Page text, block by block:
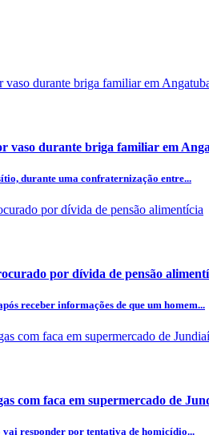
vaso durante briga familiar em
durante uma confraternização entre...
por dívida de pensão
receber informações de que um homem...
com faca em supermercado de
vai responder por tentativa de homicídio...